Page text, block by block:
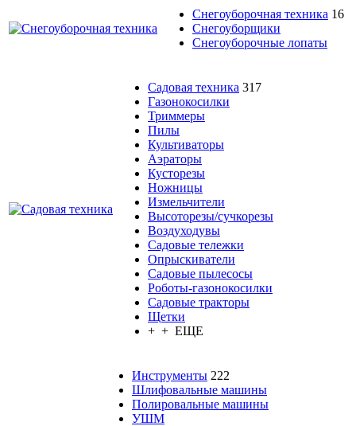
Снегоуборочная техника 16
Снегоуборщики
Снегоуборочные лопаты
Садовая техника 317
Газонокосилки
Триммеры
Пилы
Культиваторы
Аэраторы
Кусторезы
Ножницы
Измельчители
Высоторезы/сучкорезы
Воздуходувы
Садовые тележки
Опрыскиватели
Садовые пылесосы
Роботы-газонокосилки
Садовые тракторы
Щетки
+ + ЕЩЕ
Инструменты 222
Шлифовальные машины
Полировальные машины
УШМ